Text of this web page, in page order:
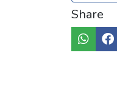
Share